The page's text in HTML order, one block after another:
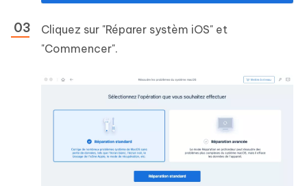
Cliquez sur "Réparer systèm iOS" et
"Commencer".